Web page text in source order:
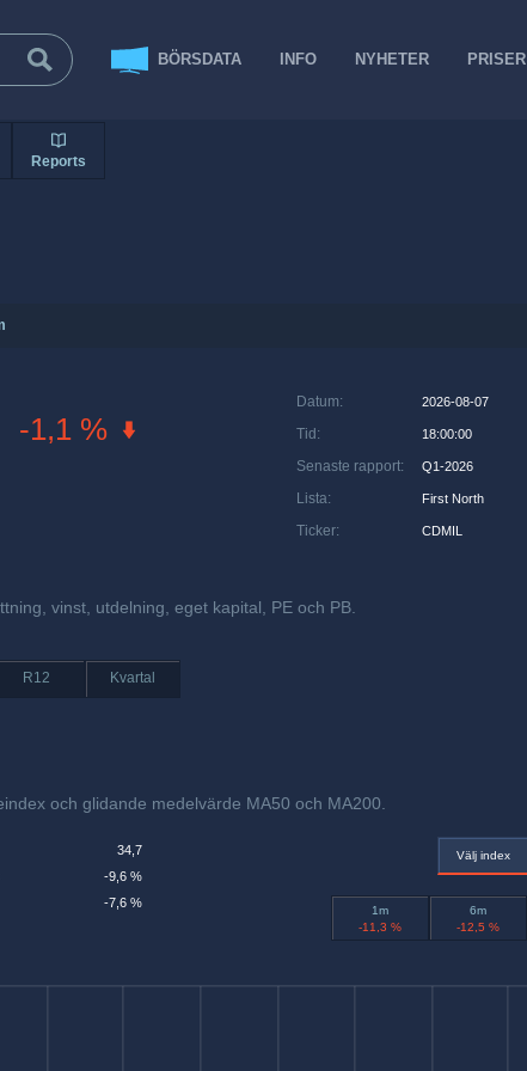
BÖRSDATA INFO NYHETER PRISER
Reports
-1,1 %
Datum: 2026-08-07
Tid : 18:00:00
Senaste rapport: Q1-2026
Lista: First North
Ticker: CDMIL
vinst, utdelning, eget kapital, PE och PB.
R12 Kvartal
och glidande medelvärde MA50 och MA200.
-9,6 %
34,7
-7,6 %
Välj index
1m
-11,3 %
6m
-12,5 %